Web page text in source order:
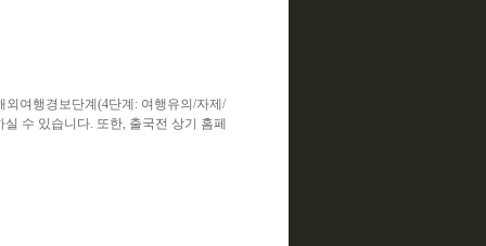
외여행경보단계(4단계: 여행유의/자제/
수 있습니다. 또한, 출국전 상기 홈페